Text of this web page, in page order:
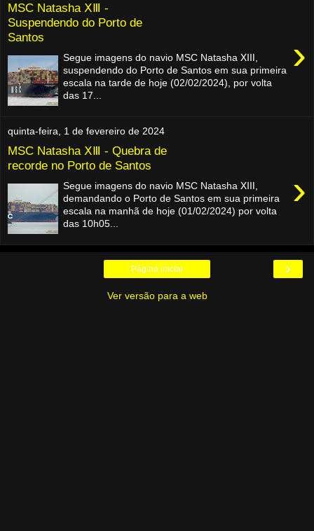
MSC Natasha ⅩⅢ -
Suspendendo do Porto de
Santos
›
Segue imagens do navio MSC Natasha ⅩⅢ,
suspendendo do Porto de Santos em sua primeira
escala na tarde de hoje (02/02/2024), por volta
das 17...
quinta-feira, 1 de fevereiro de 2024
MSC Natasha ⅩⅢ - Quebra de
recorde no Porto de Santos
›
Segue imagens do navio MSC Natasha ⅩⅢ,
demandando o Porto de Santos em sua primeira
escala na manhã de hoje (01/02/2024) por volta
das 10h05...
›
Página inicial
Ver versão para a web